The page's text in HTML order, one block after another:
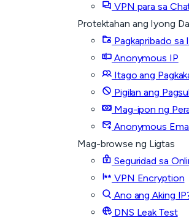
VPN para sa
Protektahan ang Iyong
Pagkapribado sa
Anonymous IP
Itago ang
Pigilan ang
Mag-ipon ng
Anonymous
Mag-browse ng Ligtas
Seguridad sa
VPN Encryption
Ano ang Aking
DNS Leak Test